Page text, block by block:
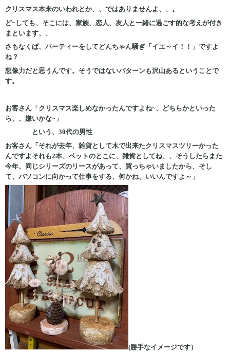
クリスマス本来のいわれとか、、ではありませんよ、、。
ど~しても、そこには、家族、恋人、友人と一緒に過ごす的な考えが付き
まといます、、
さもなくば、パーティーをしてどんちゃん騒ぎ「イエ～イ！！」ですよ
ね？
想像力だと思うんです。そうではないパターンも沢山あるということで
す。
お客さん「クリスマス楽しめなかったんですよね~、どちらかといった
ら、、嫌いかな~」
という、30代の男性
お客さん「それが去年、雑貨として木で出来たクリスマスツリーかった
んですよそれも2本、ベットのとこに、雑貨としてね、、そうしたらまた
今年、同じシリーズのリースがあって、買っちゃいましたから、そし
て、パソコンに向かって仕事をする、何かね、いいんですよ～」
(勝手なイメージです）